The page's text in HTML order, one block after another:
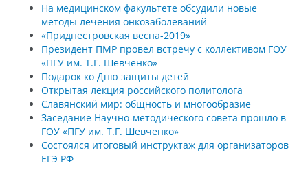
На медицинском факультете обсудили новые
методы лечения онкозаболеваний
«Приднестровская весна-2019»
Президент ПМР провел встречу с коллективом ГОУ
«ПГУ им. Т.Г. Шевченко»
Подарок ко Дню защиты детей
Открытая лекция российского политолога
Славянский мир: общность и многообразие
Заседание Научно-методического совета прошло в
ГОУ «ПГУ им. Т.Г. Шевченко»
Состоялся итоговый инструктаж для организаторов
ЕГЭ РФ